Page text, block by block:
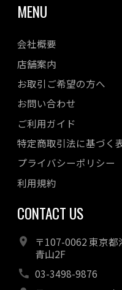
MENU
会社概要
店舗案内
お取引ご希望の方へ
お問い合わせ
ご利用ガイド
特定商取引法に基づく
プライバシーポリシー
利用規約
CONTACT US
〒107-0062 東京
青山2F
03-3498-9876